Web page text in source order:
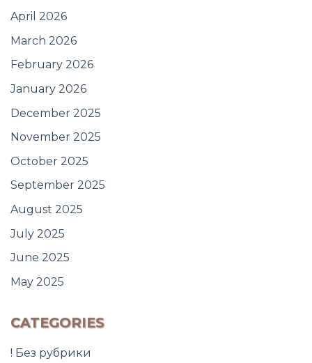
April 2026
March 2026
February 2026
January 2026
December 2025
November 2025
October 2025
September 2025
August 2025
July 2025
June 2025
May 2025
CATEGORIES
! Без рубрики